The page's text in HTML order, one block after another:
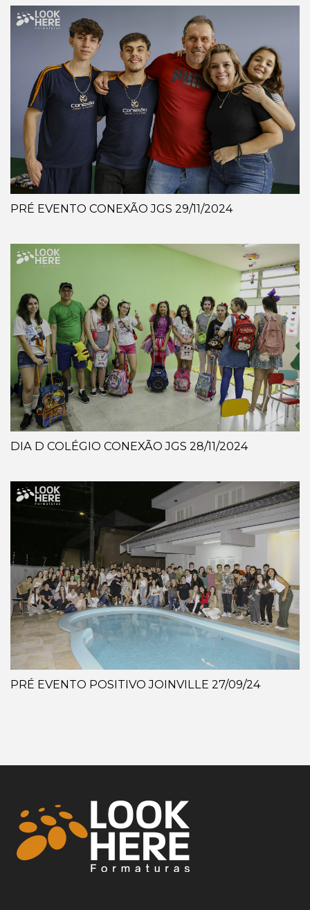
PRÉ EVENTO CONEXÃO JGS 29/11/2024
DIA D COLÉGIO CONEXÃO JGS 28/11/2024
PRÉ EVENTO POSITIVO JOINVILLE 27/09/24